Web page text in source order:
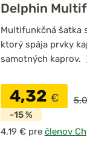
Delphin
Multifunkčná šatka
ktorý spája prvky
samotných kaprov.
4,32 €
-15 %
pre členov